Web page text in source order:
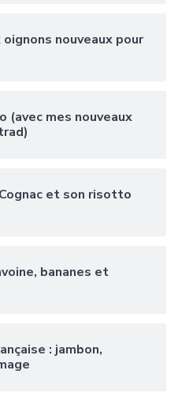
nouveaux pour
(avec mes nouveaux
et son risotto
bananes et
: jambon,